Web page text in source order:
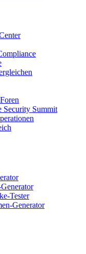
Security Summit
Tester
Generator